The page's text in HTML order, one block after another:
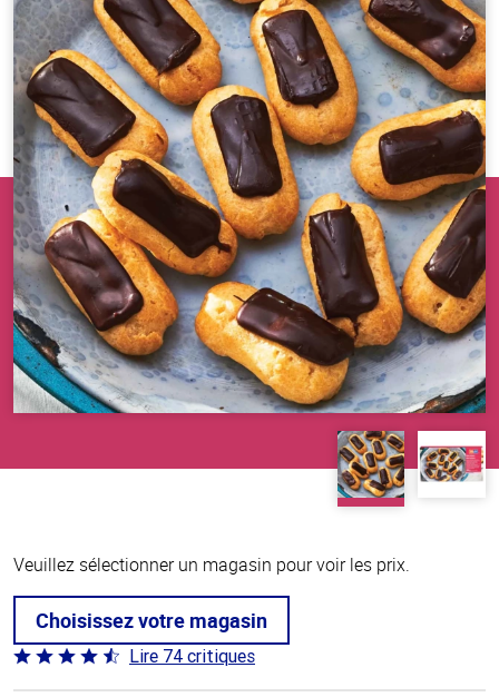
Veuillez sélectionner un magasin pour voir les prix.
Choisissez votre magasin
Coté
4.7 sur
Lire 74 critiques